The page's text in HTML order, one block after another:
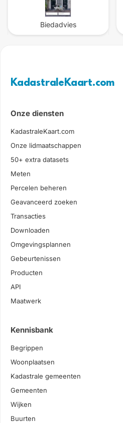
Biedadvies
KadastraleKaart.com
Onze diensten
KadastraleKaart.com
Onze lidmaatschappen
50+ extra datasets
Meten
Percelen beheren
Geavanceerd zoeken
Transacties
Downloaden
Omgevingsplannen
Gebeurtenissen
Producten
API
Maatwerk
Kennisbank
Begrippen
Woonplaatsen
Kadastrale gemeenten
Gemeenten
Wijken
Buurten